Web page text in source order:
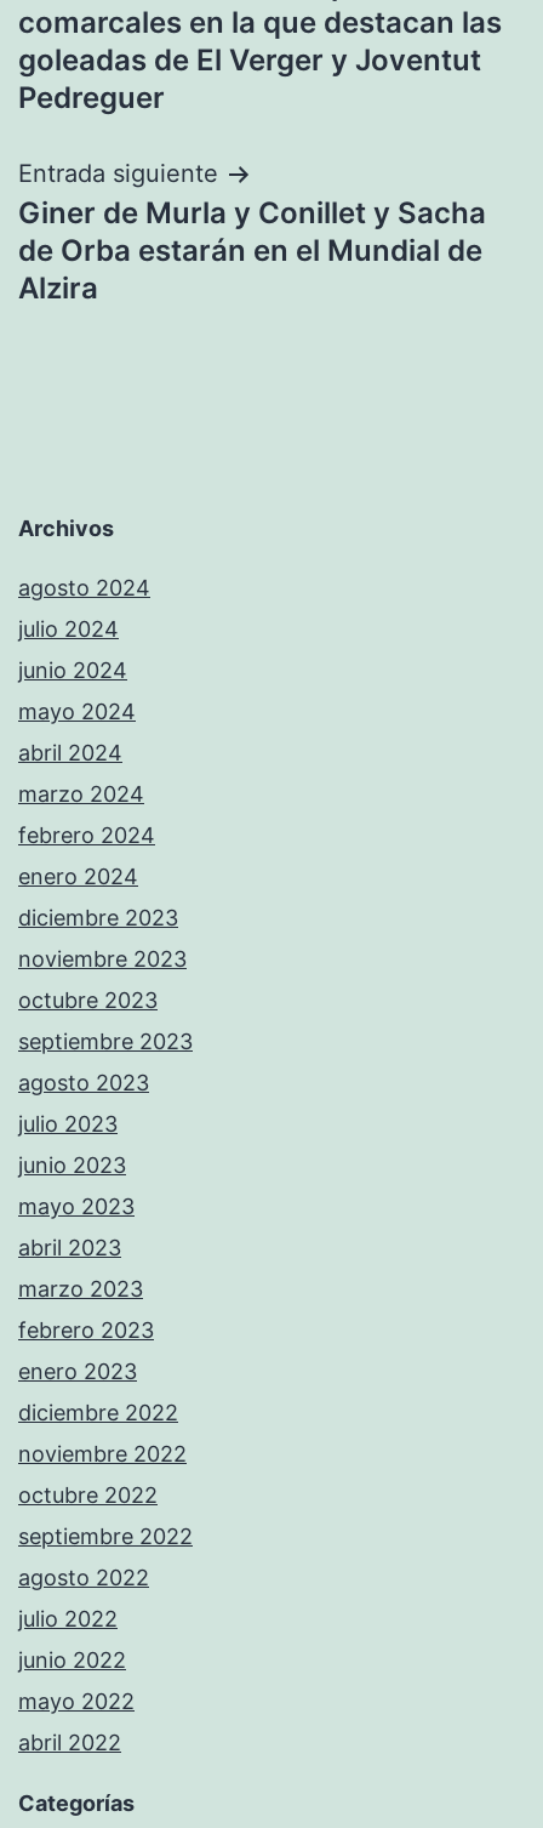
entradas
comarcales en la que destacan las
goleadas de El Verger y Joventut
Pedreguer
Entrada siguiente
Giner de Murla y Conillet y Sacha
de Orba estarán en el Mundial de
Alzira
Archivos
agosto 2024
julio 2024
junio 2024
mayo 2024
abril 2024
marzo 2024
febrero 2024
enero 2024
diciembre 2023
noviembre 2023
octubre 2023
septiembre 2023
agosto 2023
julio 2023
junio 2023
mayo 2023
abril 2023
marzo 2023
febrero 2023
enero 2023
diciembre 2022
noviembre 2022
octubre 2022
septiembre 2022
agosto 2022
julio 2022
junio 2022
mayo 2022
abril 2022
Categorías